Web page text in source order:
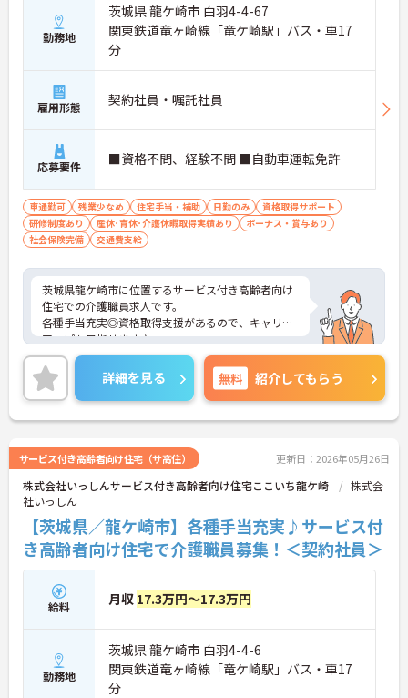
勤務地
茨城県 龍ケ崎市 白羽4-4-67
関東鉄道竜ヶ崎線「竜ケ崎駅」バス・車17
分
雇用形態 契約社員・嘱託社員
応募要件 ■資格不問、経験不問 ■自動車運転免許
車通勤可 残業少なめ 住宅手当・補助 日勤のみ
資格取得サポート
研修制度あり
産休･育休･介護休暇取得実績あり
ボーナス・賞与あり
社会保険完備
交通費支給
茨城県龍ケ崎市に位置するサービス付き高齢者向け
住宅での介護職員求人です。
各種手当充実◎資格取得支援があるので、キャリア
アップも目指せます♪
ご興味のある方には、面接対策ポイント等、さらに
詳細をお話ししますのでお気軽にご相談ください！
詳細を見る 無料 紹介してもらう
サービス付き高齢者向け住宅（サ高住） 更新日：2026年05月26日
株式会社いっしんサービス付き高齢者向け住宅ここいち龍ケ崎
株式会
社いっしん
【茨城県／龍ケ崎市】各種手当充実♪サービス付
き高齢者向け住宅で介護職員募集！＜契約社員＞
給料 月収 17.3万円～17.3万円
勤務地
茨城県 龍ケ崎市 白羽4-4-6
関東鉄道竜ヶ崎線「竜ケ崎駅」バス・車17
分